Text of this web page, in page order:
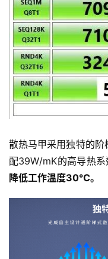
散热马甲采用独特的
配39W/mK的高导热系
降低工作温度30℃。